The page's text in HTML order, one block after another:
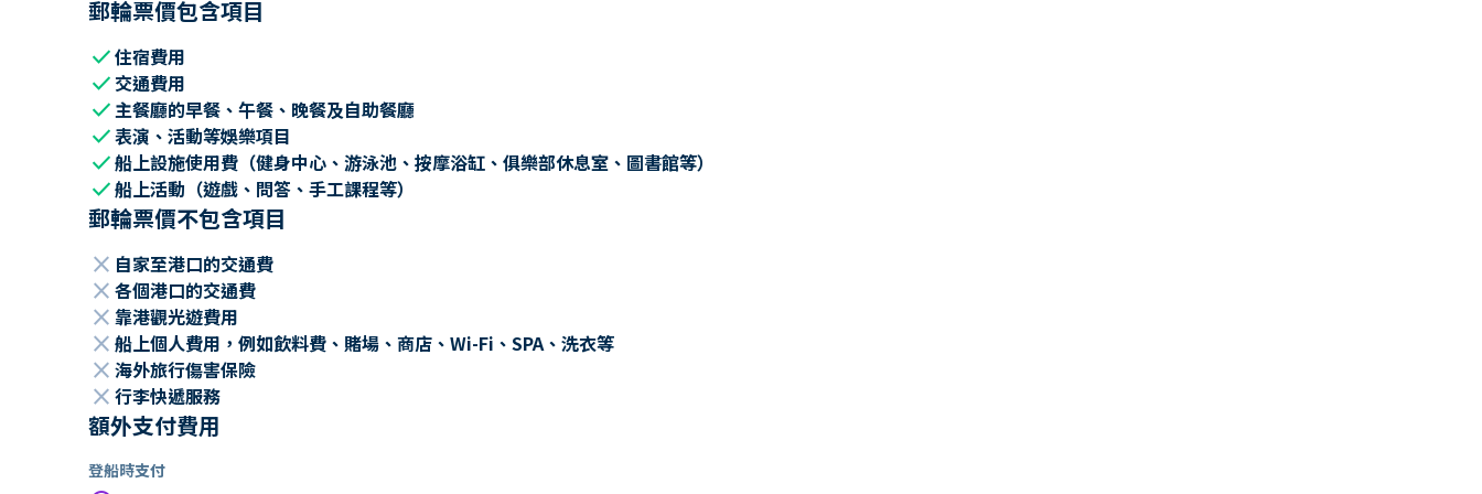
郵輪票價包含項目
check住宿費用
check 交通費用
check主餐廳的早餐、午餐、晚餐及自助餐廳
check表演、活動等娛樂項目
check船上設施使用費（健身中心、游泳池、按摩浴缸、俱樂部休息室、圖書館等）
check船上活動（遊戲、問答、手工課程等）
郵輪票價不包含項目
close 自家至港口的交通費
close 各個港口的交通費
close 靠港觀光遊費用
close 船上個人費用，例如飲料費、賭場、商店、Wi-Fi、SPA、洗衣等
close 海外旅行傷害保險
close 行李快遞服務
額外支付費用
登船時支付